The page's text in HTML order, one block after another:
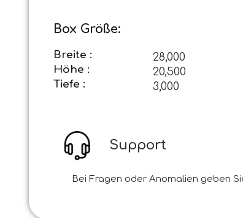
Box Größe:
Breite : 28,000
Höhe : 20,500
Tiefe : 3,000
Support
Bei Fragen oder Anomalien geben